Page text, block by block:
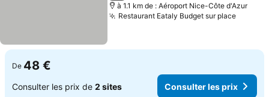
à 1.1 km de : Aéroport Nice-Côte d'Azur
Restaurant Eataly Budget sur place
De 48 €
Consulter les prix de 2 sites Consulter les prix